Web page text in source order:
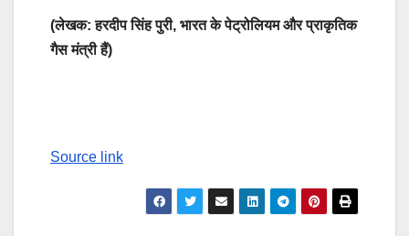
(लेखक: हरदीप सिंह पुरी, भारत के पेट्रोलियम और प्राकृतिक
गैस मंत्री हैं)
Reading
Source link